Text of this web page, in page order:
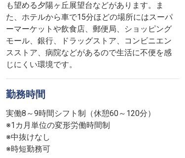
も望める夕陽ヶ丘展望台などがあります。ま
た、ホテルから車で15分ほどの場所にはスーパ
ーマーケットや飲食店、郵便局、ショッピング
モール、銀行、ドラッグストア、コンビニエン
スストア、病院などがあるので生活に不便を感
じにくい環境です。
勤務時間
実働8～9時間シフト制（休憩60～120分）
※1カ月単位の変形労働時間制
※中抜けなし
※時短勤務可